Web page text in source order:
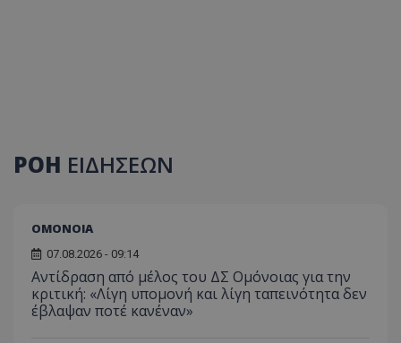
ΡΟΗ ΕΙΔΗΣΕΩΝ
ΟΜΟΝΟΙΑ
07.08.2026 - 09:14
Αντίδραση από μέλος του ΔΣ Ομόνοιας για την
κριτική: «Λίγη υπομονή και λίγη ταπεινότητα δεν
έβλαψαν ποτέ κανέναν»